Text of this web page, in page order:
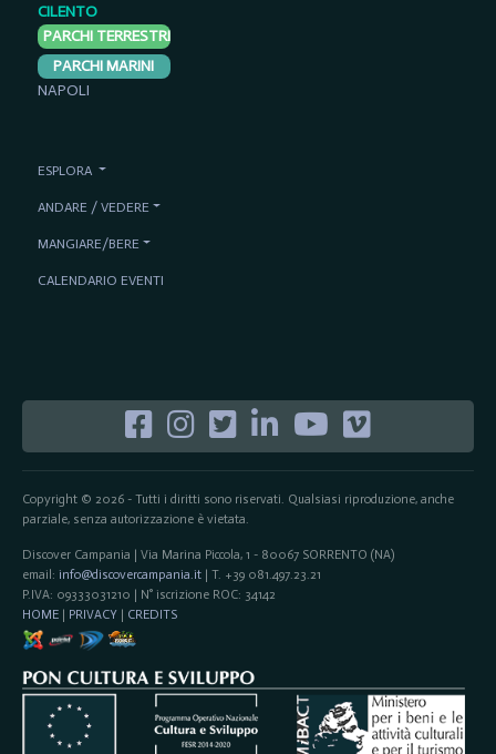
Copyright © 2026 - Tutti i diritti sono riservati. Qualsiasi riproduzione, anche
parziale, senza autorizzazione è vietata.
Discover Campania | Via Marina Piccola, 1 - 80067 SORRENTO (NA)
email: info@discovercampania.it| T. +39 081.497.23.21
P.IVA: 09333031210 | N° iscrizione ROC: 34142
HOME| PRIVACY | CREDITS
CILENTO
PARCHI TERRESTRI
PARCHI MARINI
NAPOLI
ESPLORA
ANDARE / VEDERE
MANGIARE/BERE
CALENDARIO EVENTI